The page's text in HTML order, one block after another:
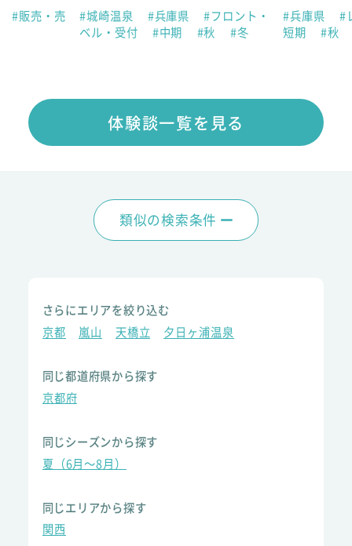
#販売・売 #城崎温泉 #兵庫県
#フロント・
ベル・受付
#中期 #秋 #冬
#兵庫県
#
短期
#秋
体験談一覧を見る
類似の検索条件
さらにエリアを絞り込む
京都
嵐山 天橋立 夕日ヶ浦温泉
同じ都道府県から探す
京都府
同じシーズンから探す
夏（6月～8月）
同じエリアから探す
関西